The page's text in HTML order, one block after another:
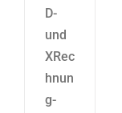
D-
und
XRec
hnun
g-